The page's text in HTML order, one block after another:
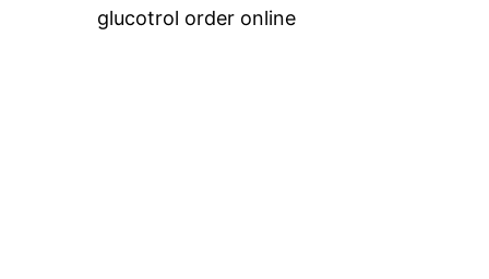
glucotrol order online